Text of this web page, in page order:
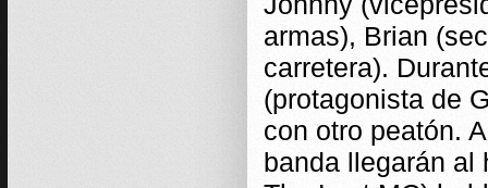
armas), Brian
carretera).
(protagonista de
con otro peatón.
banda llegarán al